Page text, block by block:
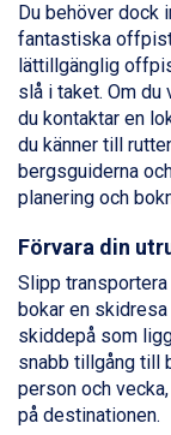
Cervinia
Passo
Sölden från
Saalbach
Bad
Champoluc
Sestriere
Fieberbrunn
Ischgl från
Wagrain
Val
St. Anton
Zell am
Livigno från
Canazei
Ponte di
Du behöver dock
fantastiska
lättillgänglig
slå i taket. Om
du kontaktar en
du känner till
bergsguiderna
planering och
Förvara din
Slipp
bokar en
skiddepå som
snabb tillgång till
person och
på destinationen.